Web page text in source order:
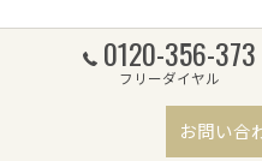
0120-356-373
フリーダイヤル
お問い合